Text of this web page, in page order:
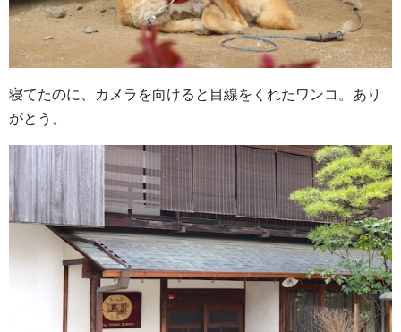
寝てたのに、カメラを向けると目線をくれたワンコ。あり
がとう。